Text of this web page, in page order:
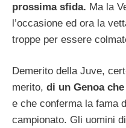
prossima sfida. Ma la
l’occasione ed ora la
troppe per essere
Demerito della Juve,
merito, di un Genoa
e che conferma la fama
campionato. Gli uomini